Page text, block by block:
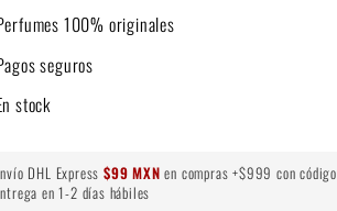
100% originales
seguros
stock
DHL Express $99 MXN en compras +$999 con código
en 1-2 días hábiles